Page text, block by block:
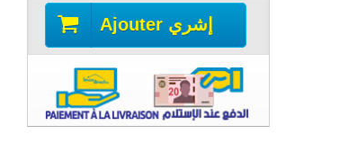
Ajouter إشري